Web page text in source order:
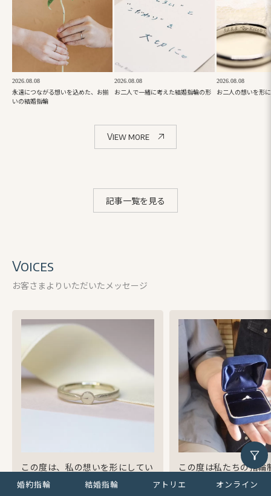
婚約指輪 結婚指輪 アトリエ オンライン
2026.08.08
永遠につながる想いを込めた、お揃
いの結婚指輪
2026.08.08
お二人で一緒に考えた結婚指輪の形
2026.08.08
お二人の想いを形
View more
記事一覧を見る
お客さまよりいただいたメッセージ
Voices
この度は、私の想いを形にしてい
ただき、ありがとうございまし
この度は私たちの指輪
力いただきありがとう